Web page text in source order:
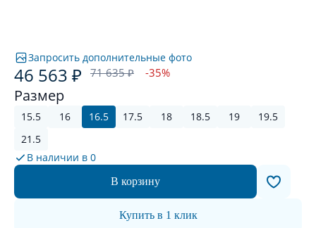
Запросить дополнительные фото
46 563 ₽ 71 635 ₽ -35%
Размер
15.5 16 16.5 17.5 18 18.5 19
19.5
21.5
В наличии в 0
В корзину
Купить в 1 клик